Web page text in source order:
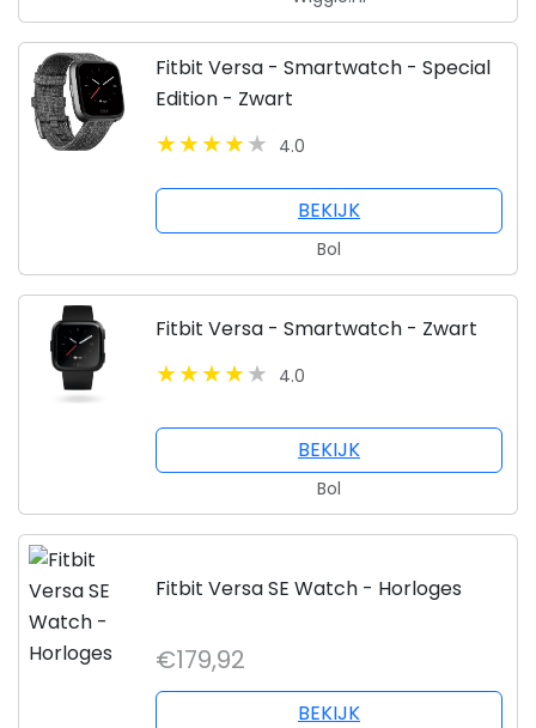
Fitbit Versa - Smartwatch - Special
Edition - Zwart
4.0
BEKIJK
Bol
Fitbit Versa - Smartwatch - Zwart
4.0
BEKIJK
Bol
Fitbit Versa SE Watch - Horloges
€179,92
BEKIJK